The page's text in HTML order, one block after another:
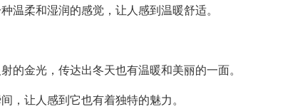
温柔和湿润的感觉，让人感到温暖舒适。
的金光，传达出冬天也有温暖和美丽的一面。
，让人感到它也有着独特的魅力。